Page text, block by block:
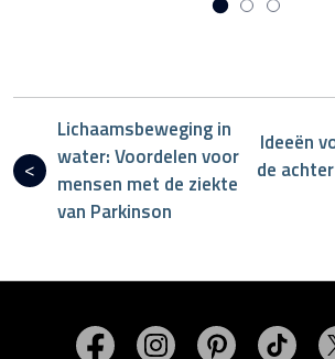
Lichaamsbeweging in
water: Voordelen voor
mensen met de ziekte
van Parkinson
Ideeën
de
Bezoek MasterSpas op
Bezoek MasterSpas
Bezoek